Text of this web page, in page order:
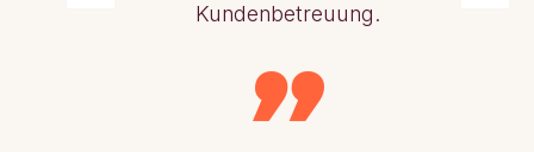
Kundenbetreuung.